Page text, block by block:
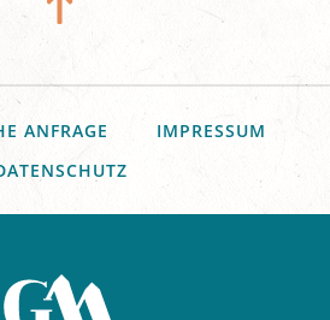
ANFRAGE
IMPRESSUM